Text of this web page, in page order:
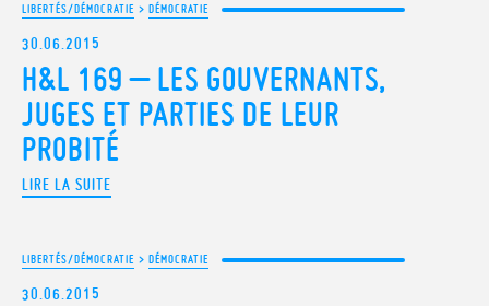
LIBERTÉS/DÉMOCRATIE > DÉMOCRATIE
30.06.2015
H&L 169 – LES GOUVERNANTS,
JUGES ET PARTIES DE LEUR
PROBITÉ
LIRE LA SUITE
LIBERTÉS/DÉMOCRATIE > DÉMOCRATIE
30.06.2015